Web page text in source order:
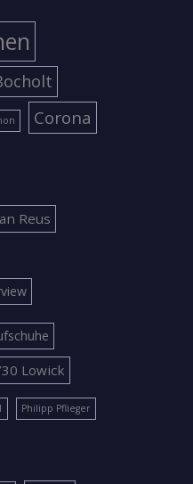
Corona
Reus
Lowick
Philipp Pflieger